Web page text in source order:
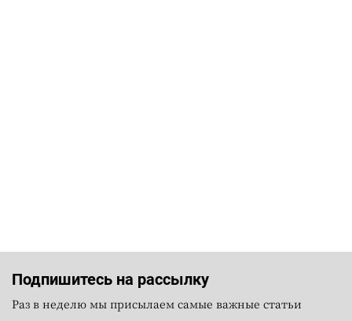
Подпишитесь на рассылку
Раз в неделю мы присылаем самые важные статьи